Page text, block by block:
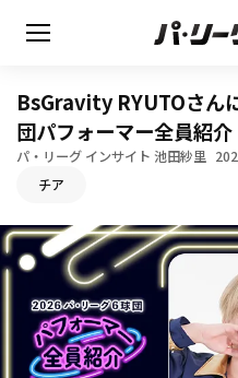
HOME
動画
日程・結果
BsGravity RYUTOさん
団パフォーマー全員紹介
パ・リーグ インサイト 池田紗里
チア